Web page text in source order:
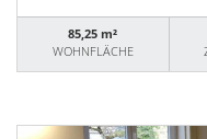
85,25 m²
WOHNFLÄCHE